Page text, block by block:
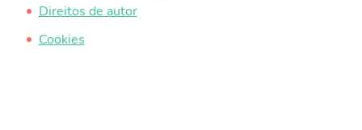
Direitos de autor
Cookies